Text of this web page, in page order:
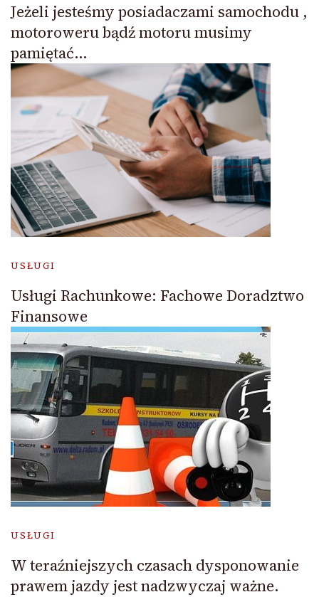
Jeżeli jesteśmy posiadaczami samochodu ,
motoroweru bądź motoru musimy
pamiętać…
USŁUGI
Usługi Rachunkowe: Fachowe Doradztwo
Finansowe
USŁUGI
W teraźniejszych czasach dysponowanie
prawem jazdy jest nadzwyczaj ważne.